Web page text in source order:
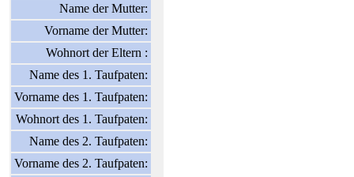
Name der Mutter:
Vorname der Mutter:
Wohnort der Eltern :
Name des 1. Taufpaten:
Vorname des 1. Taufpaten:
Wohnort des 1. Taufpaten:
Name des 2. Taufpaten:
Vorname des 2. Taufpaten: